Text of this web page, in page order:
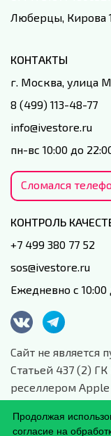
Люберцы, Кирова
КОНТАКТЫ
г. Москва, улица
8 (499) 113-48-77
info@ivestore.ru
пн-вс 10:00 до
Сломался
КОНТРОЛЬ
+7 499 380 77 52
sos@ivestore.ru
Ежедневно с 10:00
Сайт не является
Статьей 437 (2)
реселлером
данной компании
Сайт носит
Продолжая
согласие на